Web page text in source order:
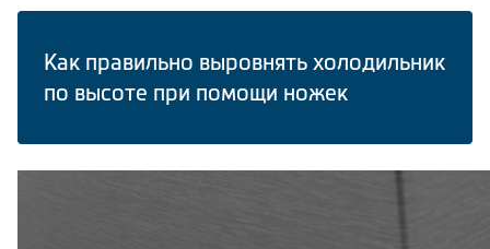
Климатическая техника
Как правильно выровнять холодильник
по высоте при помощи ножек